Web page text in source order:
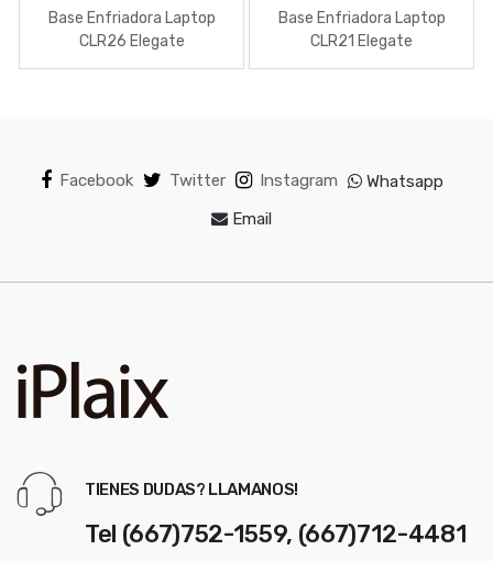
Base Enfriadora Laptop
CLR26 Elegate
Base Enfriadora Laptop
CLR21 Elegate
Facebook Twitter Instagram
Whatsapp
Email
TIENES DUDAS? LLAMANOS!
Tel (667)752-1559, (667)712-4481